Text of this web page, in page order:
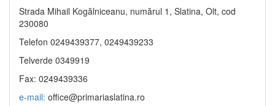
Strada Mihail Kogălniceanu, numărul 1, Slatina, Olt, cod
230080
Telefon 0249439377, 0249439233
Telverde 0349919
Fax: 0249439336
e-mail: office@primariaslatina.ro